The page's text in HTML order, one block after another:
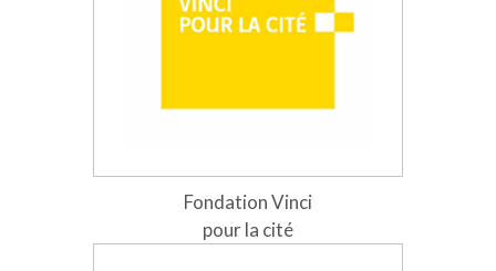
Fondation Vinci
pour la cité